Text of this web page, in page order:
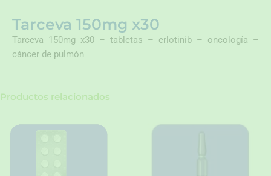
Tarceva 150mg x30
Tarceva 150mg x30 – tabletas – erlotinib – oncología –
cáncer de pulmón
Productos relacionados